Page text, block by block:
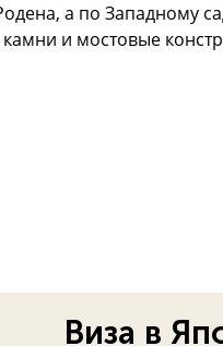
а по Западному
и мостовые
Виза в